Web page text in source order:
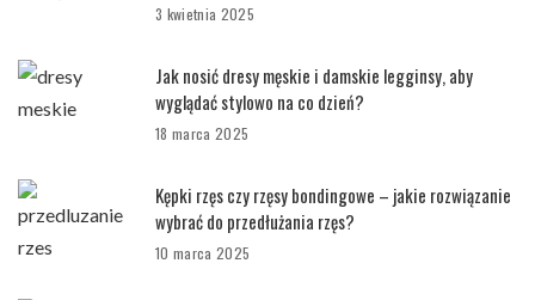
3 kwietnia 2025
Jak nosić dresy męskie i damskie legginsy, aby
wyglądać stylowo na co dzień?
18 marca 2025
Kępki rzęs czy rzęsy bondingowe – jakie rozwiązanie
wybrać do przedłużania rzęs?
10 marca 2025